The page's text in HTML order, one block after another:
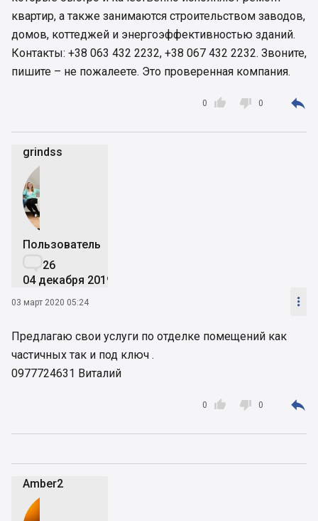
квартир, а также занимаются строительством заводов,
домов, коттеджей и энергоэффективностью зданий.
Контакты: +38 063 432 2232, +38 067 432 2232. Звоните,
пишите – не пожалеете. Это проверенная компания.

0  0 
grindss
Пользователь
26
04 декабря 2019
03 март 2020 05:24 
Предлагаю свои услуги по отделке помещений как
частичных так и под ключ .
0977724631 Виталий

0  0 
Amber2